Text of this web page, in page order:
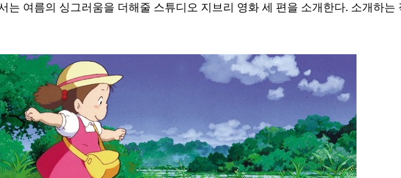
여름의 싱그러움을 더해줄 스튜디오 지브리 영화 세 편을 소개한다. 소개하